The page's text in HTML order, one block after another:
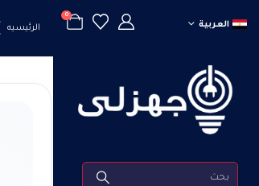
العربية
0
الرئيسيه